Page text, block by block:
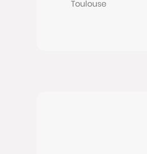
Toulouse